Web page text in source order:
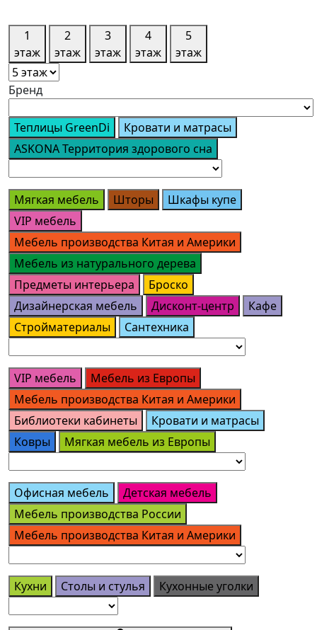
1
этаж
2
этаж
3
этаж
4
этаж
5
этаж
Бренд
Теплицы GreenDi
Кровати и матрасы
ASKONA Территория здорового сна
Мягкая мебель Шторы
Шкафы купе
VIP мебель
Мебель производства Китая и Америки
Мебель из натурального дерева
Предметы интерьера
Броско
Дизайнерская мебель
Дисконт-центр
Кафе
Стройматериалы
Сантехника
VIP мебель
Мебель из Европы
Мебель производства Китая и Америки
Библиотеки кабинеты
Кровати и матрасы
Ковры
Мягкая мебель из Европы
Офисная мебель
Детская мебель
Мебель производства России
Мебель производства Китая и Америки
Кухни Столы и стулья Кухонные уголки